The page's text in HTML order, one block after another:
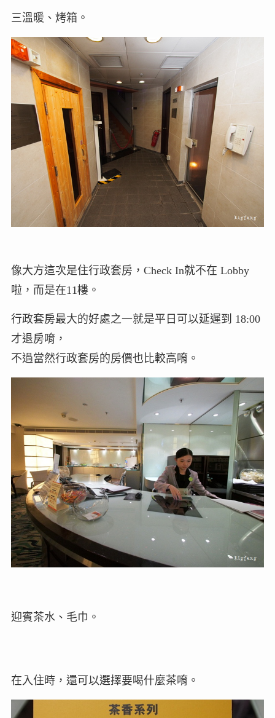
三溫暖、烤箱。
像大方這次是住行政套房，Check In就不在 Lobby
啦，而是在11樓。
行政套房最大的好處之一就是平日可以延遲到 18:00
才退房唷，
不過當然行政套房的房價也比較高唷。
迎賓茶水、毛巾。
在入住時，還可以選擇要喝什麼茶唷。